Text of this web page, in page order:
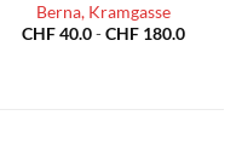
Berna, Kramgasse
CHF40.0-CHF 180.0Fascia